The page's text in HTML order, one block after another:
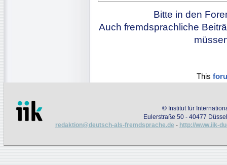
Bitte in den
Auch fremdsprachliche
This
© Institut für
Eulerstraße 50 - 40477
redaktion@deutsch-als-fremdsprache.de - http://www.iik-